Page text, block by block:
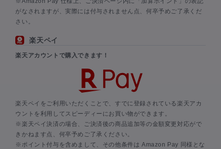
がなされますが、実際には付与されません点、何卒予めご了承くだ
さい。
楽天ペイ
楽天アカウントで購入できます！
楽天ペイをご利用いただくことで、すでに登録されている楽天アカ
ウントを利用してスピーディーにお買い物ができます。
※楽天ペイ決済の場合、ご決済後の商品追加等の金額変更対応がで
きかねます点、何卒予めご了承ください。
※ポイント付与を含めまして、その他条件は Amazon Pay 同様とな